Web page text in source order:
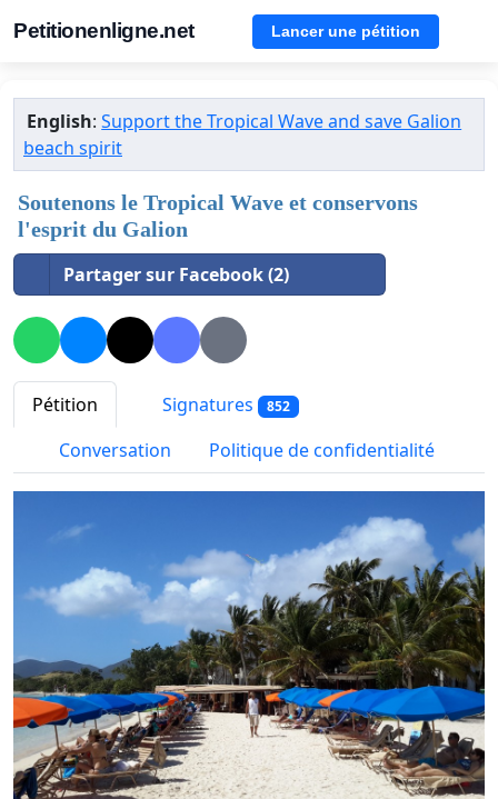
Petitionenligne.net Lancer une pétition
English:Support the Tropical Wave and save Galion
beach spirit
Soutenons le Tropical Wave et conservons
l'esprit du Galion
Partager sur Facebook (2)
Pétition Signatures 852
Conversation Politique de confidentialité